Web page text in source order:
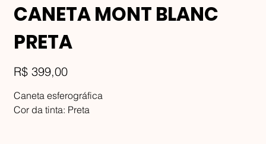
CANETA MONT BLANC
PRETA
Preço
R$ 399,00
Caneta esferográfica
Cor da tinta: Preta